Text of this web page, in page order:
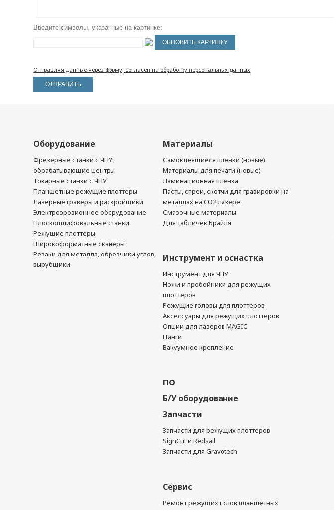
Введите символы, указанные на картинке:
Отправляя данные через форму, согласен на обработку персональных данных
Оборудование
Фрезерные станки с ЧПУ,
обрабатывающие центры
Токарные станки с ЧПУ
Планшетные режущие плоттеры
Лазерные гравёры и раскройщики
Электроэрозионное оборудование
Плоскошлифовальные станки
Режущие плоттеры
Широкоформатные сканеры
Резаки для металла, обрезчики углов,
вырубщики
Материалы
Самоклеящиеся пленки (новые)
Материалы для печати (новые)
Ламинационная пленка
Пасты, спреи, скотчи для гравировки на
металлах на CO2 лазере
Смазочные материалы
Для табличек Брайля
Инструмент и оснастка
Инструмент для ЧПУ
Ножи и пробойники для режущих
плоттеров
Режущие головы для плоттеров
Аксессуары для режущих плоттеров
Опции для лазеров MAGIC
Цанги
Вакуумное крепление
ПО
Б/У оборудование
Запчасти
Запчасти для режущих плоттеров
SignCut и Redsail
Запчасти для Gravotech
Сервис
Ремонт режущих голов планшетных